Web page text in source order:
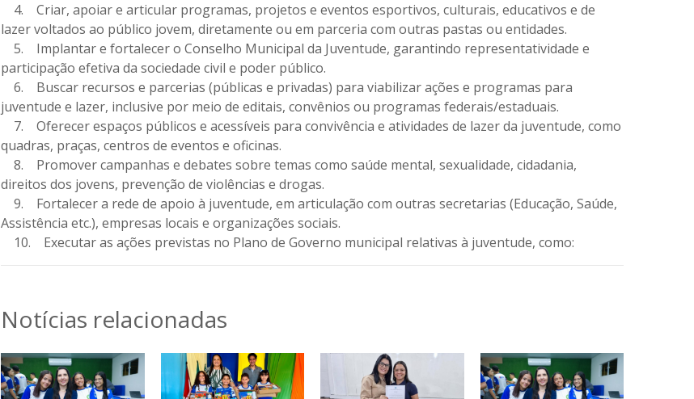
4. Criar, apoiar e articular programas, projetos e eventos esportivos, culturais, educativos e de
lazer voltados ao público jovem, diretamente ou em parceria com outras pastas ou entidades.
5. Implantar e fortalecer o Conselho Municipal da Juventude, garantindo representatividade e
participação efetiva da sociedade civil e poder público.
6. Buscar recursos e parcerias (públicas e privadas) para viabilizar ações e programas para
juventude e lazer, inclusive por meio de editais, convênios ou programas federais/estaduais.
7. Oferecer espaços públicos e acessíveis para convivência e atividades de lazer da juventude, como
quadras, praças, centros de eventos e oficinas.
8. Promover campanhas e debates sobre temas como saúde mental, sexualidade, cidadania,
direitos dos jovens, prevenção de violências e drogas.
9. Fortalecer a rede de apoio à juventude, em articulação com outras secretarias (Educação, Saúde,
Assistência etc.), empresas locais e organizações sociais.
10. Executar as ações previstas no Plano de Governo municipal relativas à juventude, como:
Notícias relacionadas